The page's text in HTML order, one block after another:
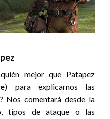
mejor que Patapez
) para explicarnos las
Nos comentará desde la
tipos de ataque o las